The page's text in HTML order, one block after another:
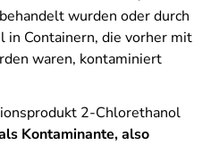
wurden oder durch
in Containern, die vorher mit
waren, kontaminiert
2-Chlorethanol
Kontaminante, also